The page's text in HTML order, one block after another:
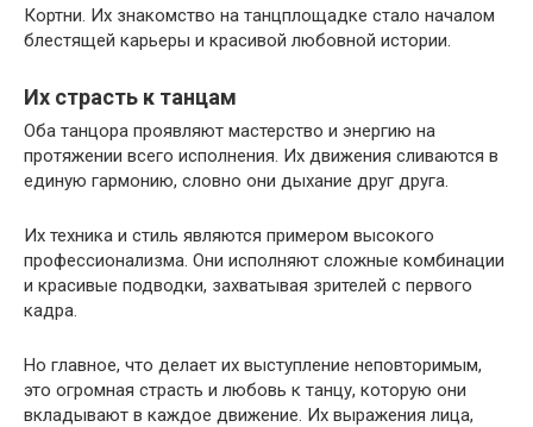
Кортни. Их знакомство на танцплощадке стало началом
блестящей карьеры и красивой любовной истории.
Их страсть к танцам
Оба танцора проявляют мастерство и энергию на
протяжении всего исполнения. Их движения сливаются в
единую гармонию, словно они дыхание друг друга.
Их техника и стиль являются примером высокого
профессионализма. Они исполняют сложные комбинации
и красивые подводки, захватывая зрителей c первого
кадра.
Но главное, что делает их выступление неповторимым,
это огромная страсть и любовь к танцу, которую они
вкладывают в каждое движение. Их выражения лица,